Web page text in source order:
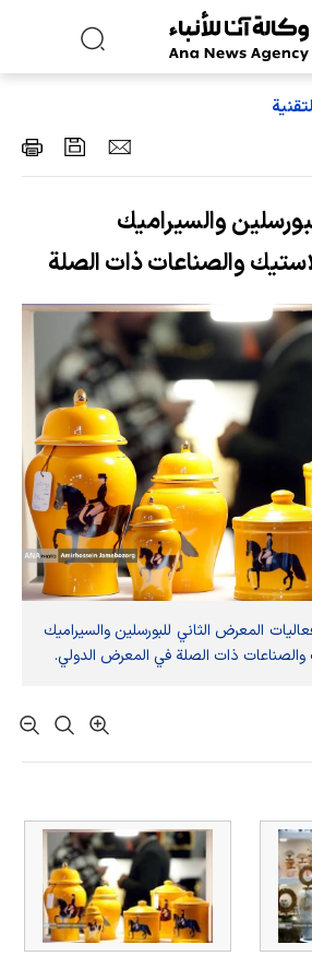
والسيراميك
والصناعات ذات الصلة
المعرض الثاني للبورسلين والسيراميك
والصناعات ذات الصلة في المعرض الدولي.